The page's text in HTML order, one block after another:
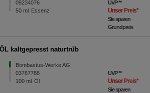
09234076
50 ml Essenz
UVP**
Unser Preis*
Sie sparen
Grundpreis
kaltgepresst naturtrüb
Bombastus-Werke AG
03767788
100 ml Öl
UVP**
Unser Preis*
Sie sparen